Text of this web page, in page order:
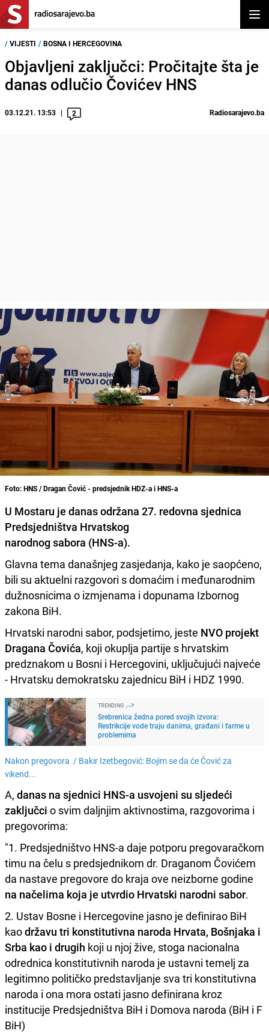
/ VIJESTI / BOSNA I HERCEGOVINA
Objavljeni zaključci: Pročitajte šta je
danas odlučio Čovićev HNS
03.12.21. 13:53 2 Radiosarajevo.ba
Foto: HNS / Dragan Čović - predsjednik HDZ-a i HNS-a
U Mostaru je danas održana 27. redovna sjednica
Predsjedništva Hrvatskog
narodnog sabora (HNS-a).
Glavna tema današnjeg zasjedanja, kako je saopćeno,
bili su aktuelni razgovori s domaćim i međunarodnim
dužnosnicima o izmjenama i dopunama Izbornog
zakona BiH.
Hrvatski narodni sabor, podsjetimo, jeste NVO projekt
Dragana Čovića, koji okuplja partije s hrvatskim
predznakom u Bosni i Hercegovini, uključujući najveće
- Hrvatsku demokratsku zajednicu BiH i HDZ 1990.
TRENDING
Srebrenica žedna pored svojih izvora:
Restrikcije vode traju danima, građani i farme u
problemima
Nakon pregovora / Bakir Izetbegović: Bojim se da će Čović za
vikend...
A, danas na sjednici HNS-a usvojeni su sljedeći
zaključci o svim daljnjim aktivnostima, razgovorima i
pregovorima:
"1. Predsjedništvo HNS-a daje potporu pregovaračkom
timu na čelu s predsjednikom dr. Draganom Čovićem
da nastave pregovore do kraja ove neizborne godine
na načelima koja je utvrdio Hrvatski narodni sabor.
2. Ustav Bosne i Hercegovine jasno je definirao BiH
kaodržavu tri konstitutivna naroda Hrvata, Bošnjaka i
Srba kao i drugih koji u njoj žive, stoga nacionalna
odrednica konstitutivnih naroda je ustavni temelj za
legitimno političko predstavljanje sva tri konstitutivna
naroda i ona mora ostati jasno definirana kroz
institucije Predsjedništva BiH i Domova naroda (BiH i F
BiH)